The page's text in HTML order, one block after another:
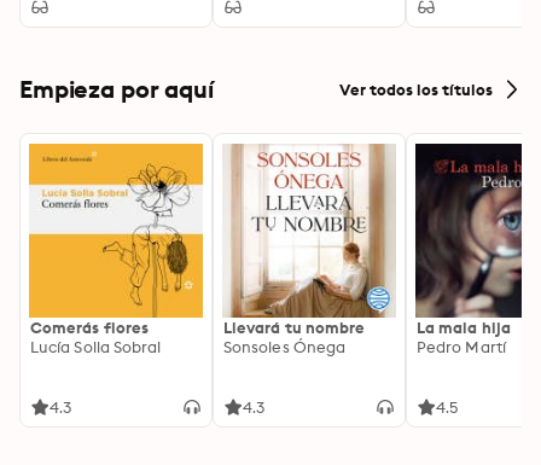
Empieza por aquí Ver todos los títulos
Comerás flores
Lucía Solla Sobral
4.3
Llevará tu nombre
Sonsoles Ónega
4.3
La mala hija
Pedro Martí
4.5